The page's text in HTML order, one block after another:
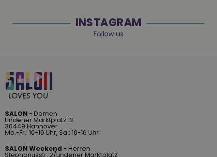
INSTAGRAM
Follow us
SALON- Damen
Lindener Marktplatz 12
30449 Hannover
Mo.-Fr.: 10-19 Uhr, Sa.: 10-16 Uhr
SALON Weekend - Herren
Stephanusstr. 2/Lindener Marktplatz